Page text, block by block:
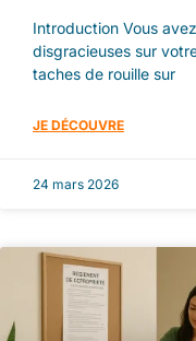
Introduction Vous
disgracieuses sur
taches de rouille sur
JE DÉCOUVRE
24 mars 2026